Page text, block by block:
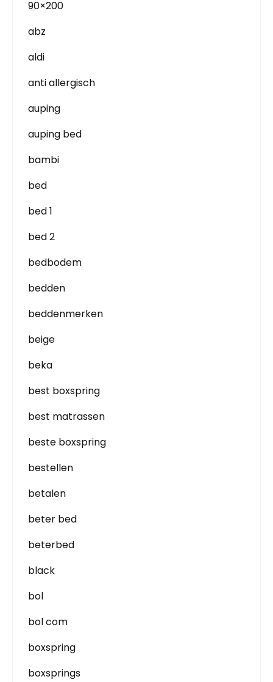
90×200
abz
aldi
anti allergisch
auping
auping bed
bambi
bed
bed 1
bed 2
bedbodem
bedden
beddenmerken
beige
beka
best boxspring
best matrassen
beste boxspring
bestellen
betalen
beter bed
beterbed
black
bol
bol com
boxspring
boxsprings